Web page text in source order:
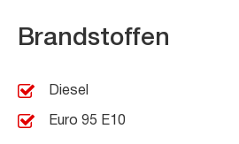
Brandstoffen
Diesel
Euro 95 E10